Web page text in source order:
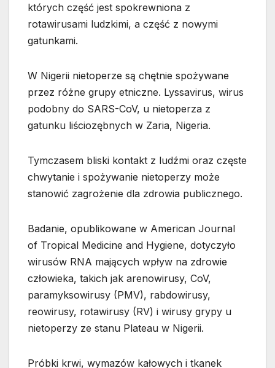
których część jest spokrewniona z
rotawirusami ludzkimi, a część z nowymi
gatunkami.
W Nigerii nietoperze są chętnie spożywane
przez różne grupy etniczne. Lyssavirus, wirus
podobny do SARS-CoV, u nietoperza z
gatunku liściozębnych w Zaria, Nigeria.
Tymczasem bliski kontakt z ludźmi oraz częste
chwytanie i spożywanie nietoperzy może
stanowić zagrożenie dla zdrowia publicznego.
Badanie, opublikowane w American Journal
of Tropical Medicine and Hygiene, dotyczyło
wirusów RNA mających wpływ na zdrowie
człowieka, takich jak arenowirusy, CoV,
paramyksowirusy (PMV), rabdowirusy,
reowirusy, rotawirusy (RV) i wirusy grypy u
nietoperzy ze stanu Plateau w Nigerii.
Próbki krwi, wymazów kałowych i tkanek